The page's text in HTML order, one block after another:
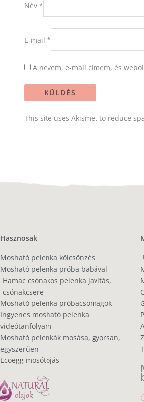
Név *
E-mail *
A nevem, e-mail címem, és
This site uses Akismet to reduce
Hasznosak
Mosható pelenka kölcsönzés
Mosható pelenka próba babával
Hamac csónakos pelenka javítás,
csónakcsere
Mosható pelenka próbacsomagok
Ingyenes mosható pelenka
videótanfolyam
Mosható pelenkák mosása, gyorsan,
egyszerűen
Ecoegg mosótojás